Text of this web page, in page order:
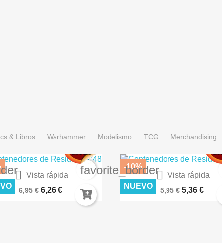
& Libros Warhammer Modelismo TCG Merchandising
 Vista rápida
LUNAR – TERRENOS...
6,95 € 6,26 €
favorite_border Vista rápida
CÉSPED FLOCK 2MM SECO
5,95 € 5,36 €
-10%
NUEVO